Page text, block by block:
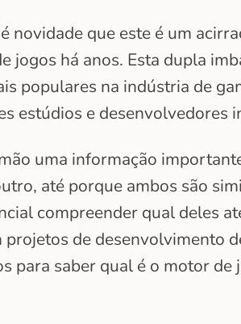
novidade que este é um
jogos há anos. Esta dupla
populares na indústria de
estúdios e desenvolvedores
uma informação
até porque ambos são
compreender qual deles
de desenvolvimento
para saber qual é o motor de